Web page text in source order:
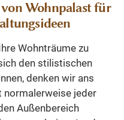
Wohnpalast für
Wohnträume zu
den stilistischen
denken wir ans
normalerweise jeder
Außenbereich